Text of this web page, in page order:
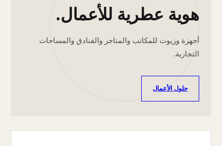
هوية عطرية للأعمال.
أجهزة وزيوت للمكاتب والمتاجر والفنادق والمساحات
التجارية.
حلول الأعمال